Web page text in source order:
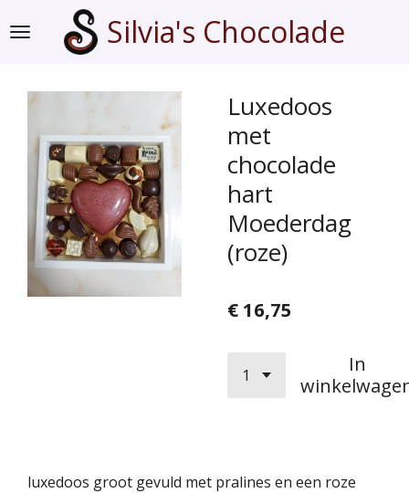
direct
hoofdinhoud
Silvia's Chocolade
Luxedoos
met
chocolade
hart
Moederdag
(roze)
€ 16,75
In
luxedoos groot gevuld met pralines en een roze